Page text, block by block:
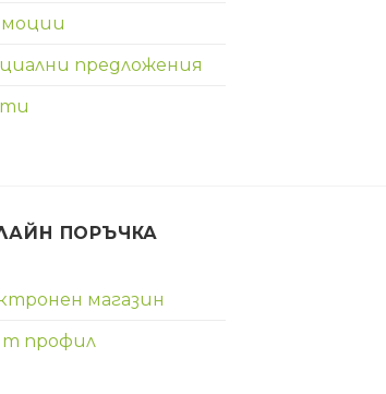
предложения
ПОРЪЧКА
магазин
профил